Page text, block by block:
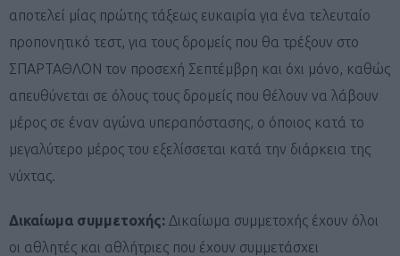
αποτελεί μίας πρώτης τάξεως ευκαιρία για ένα τελευταίο
προπονητικό τεστ, για τους δρομείς που θα τρέξουν στο
ΣΠΑΡΤΑΘΛΟΝ τον προσεχή Σεπτέμβρη και όχι μόνο, καθώς
απευθύνεται σε όλους τους δρομείς που θέλουν να λάβουν
μέρος σε έναν αγώνα υπεραπόστασης, ο όποιος κατά το
μεγαλύτερο μέρος του εξελίσσεται κατά την διάρκεια της
νύχτας.
Δικαίωμα συμμετοχής: Δικαίωμα συμμετοχής έχουν όλοι
οι αθλητές και αθλήτριες που έχουν συμμετάσχει